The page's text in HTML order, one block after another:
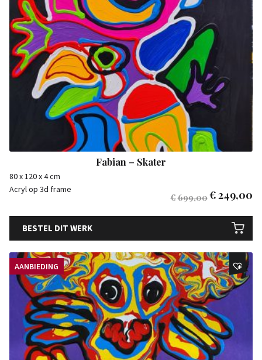
Fabian – Skater
80 x 120 x 4 cm
Acryl op 3d frame
€699,00€249,00
BESTEL DIT WERK
AANBIEDING